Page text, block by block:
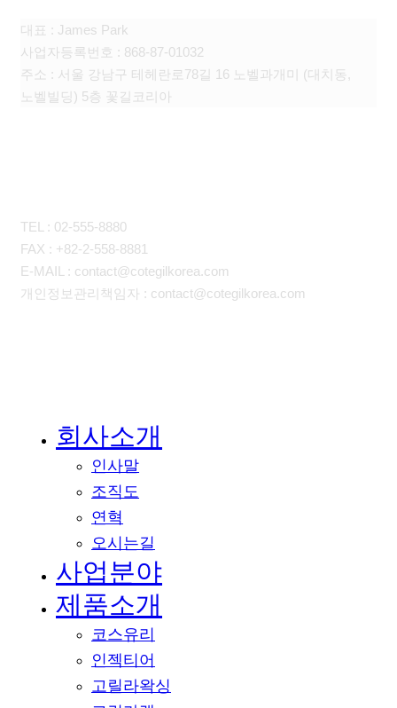
대표 : James Park
사업자등록번호 : 868-87-01032
주소 : 서울 강남구 테헤란로78길 16 노벨과개미 (대치동,
노벨빌딩) 5층 꽃길코리아
TEL : 02-555-8880
FAX : +82-2-558-8881
E-MAIL : contact@cotegilkorea.com
개인정보관리책임자 : contact@cotegilkorea.com
회사소개
인사말
조직도
연혁
오시는길
사업분야
제품소개
코스유리
인젝티어
고릴라왁싱